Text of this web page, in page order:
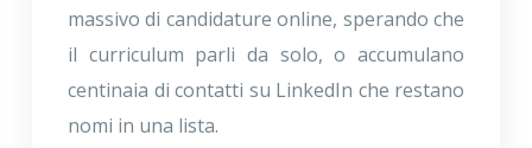
massivo di candidature online, sperando che
il curriculum parli da solo, o accumulano
centinaia di contatti su LinkedIn che restano
nomi in una lista.